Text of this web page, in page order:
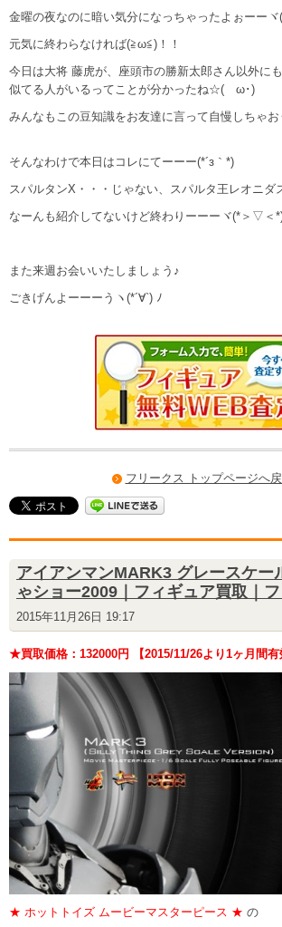
金曜の夜なのに暗い気分になっちゃったよぉーーヾ
元気に終わらなければ(≧ω≦)！！
今日は大将 藤虎が、座頭市の勝新太郎さん以外にも
似てる人がいるってことが分かったね☆(ゝω･)
みんなもこの豆知識をお友達に言って自慢しちゃ
そんなわけで本日はコレにてーーー(*´з｀*)
スパルタンX・・・じゃない、スパルタ王レオニダ
なーんも紹介してないけど終わりーーーヾ(*＞▽＜
また来週お会いいたしましょう♪
ごきげんよーーーうヽ(*´∀`) ﾉ
フリークス トップページへ
アイアンマンMARK3 グレースケー
ゃショー2009｜フィギュア買取｜
2015年11月26日 19:17
★買取価格：132000円 【2015/11/26より1ヶ月間有
★ ホットトイズ ムービーマスターピース ★ の